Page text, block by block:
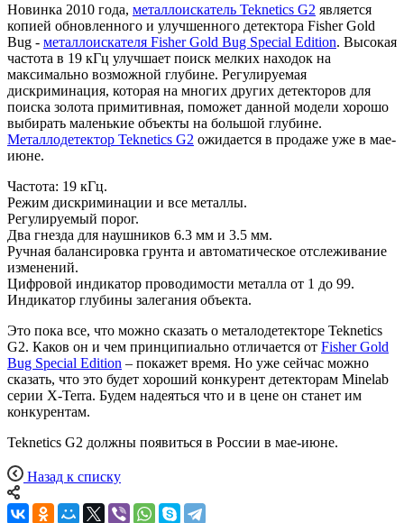
Новинка 2010 года, металлоискатель Teknetics G2 является
копией обновленного и улучшенного детектора Fisher Gold
Bug - металлоискателя Fisher Gold Bug Special Edition. Высокая
частота в 19 кГц улучшает поиск мелких находок на
максимально возможной глубине. Регулируемая
дискриминация, которая на многих других детекторов для
поиска золота примитивная, поможет данной модели хорошо
выбирать маленькие объекты на большой глубине.
Металлодетектор Teknetics G2 ожидается в продаже уже в мае-
июне.
Частота: 19 кГц.
Режим дискриминации и все металлы.
Регулируемый порог.
Два гнезда для наушников 6.3 мм и 3.5 мм.
Ручная балансировка грунта и автоматическое отслеживание
изменений.
Цифровой индикатор проводимости металла от 1 до 99.
Индикатор глубины залегания объекта.
Это пока все, что можно сказать о металодетекторе Teknetics
G2. Каков он и чем принципиально отличается от Fisher Gold
Bug Special Edition – покажет время. Но уже сейчас можно
сказать, что это будет хороший конкурент детекторам Minelab
серии X-Terra. Будем надеяться что и в цене он станет им
конкурентам.
Teknetics G2 должны появиться в России в мае-июне.
Назад к списку